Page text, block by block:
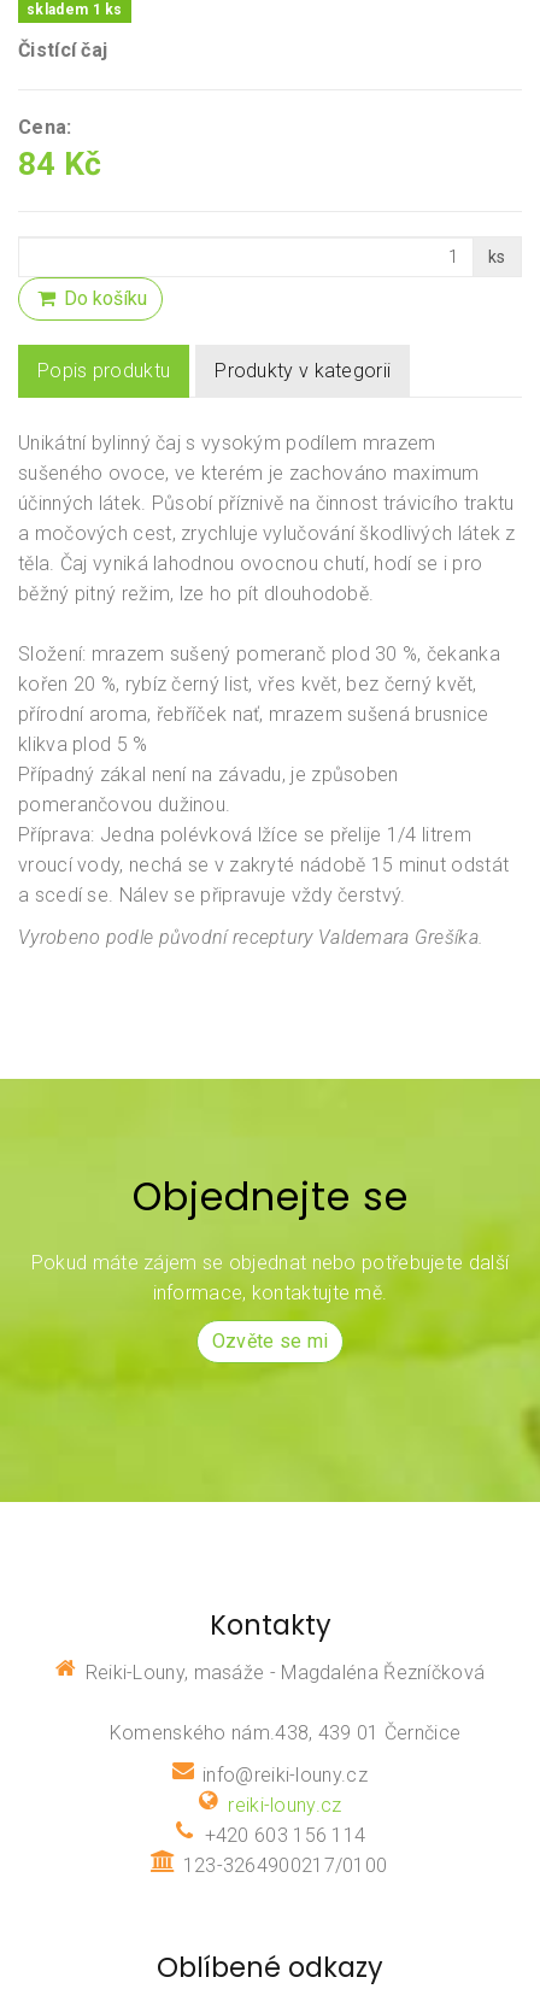
skladem 1 ks
Čistící čaj
Cena:
84 Kč
ks
Do košíku
Popis produktu Produkty v kategorii
Unikátní bylinný čaj s vysokým podílem mrazem
sušeného ovoce, ve kterém je zachováno maximum
účinných látek. Působí příznivě na činnost trávicího traktu
a močových cest, zrychluje vylučování škodlivých látek z
těla. Čaj vyniká lahodnou ovocnou chutí, hodí se i pro
běžný pitný režim, lze ho pít dlouhodobě.
Složení: mrazem sušený pomeranč plod 30 %, čekanka
kořen 20 %, rybíz černý list, vřes květ, bez černý květ,
přírodní aroma, řebříček nať, mrazem sušená brusnice
klikva plod 5 %
Případný zákal není na závadu, je způsoben
pomerančovou dužinou.
Příprava: Jedna polévková lžíce se přelije 1/4 litrem
vroucí vody, nechá se v zakryté nádobě 15 minut odstát
a scedí se. Nálev se připravuje vždy čerstvý.
Vyrobeno podle původní receptury Valdemara Grešíka.
Objednejte se
Pokud máte zájem se objednat nebo potřebujete další
informace, kontaktujte mě.
Ozvěte se mi
Kontakty
Reiki-Louny, masáže - Magdaléna Řezníčková
Komenského nám.438, 439 01 Černčice
info@reiki-louny.cz
reiki-louny.cz
+420 603 156 114
123-3264900217/0100
Oblíbené odkazy